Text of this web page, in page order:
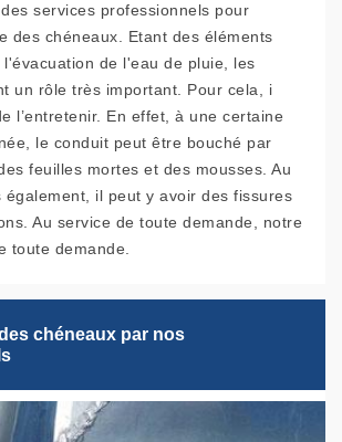
services professionnels pour
des chéneaux. Etant des éléments
de l'eau de pluie, les
un rôle très important. Pour cela, i
l’entretenir. En effet, à une certaine
le conduit peut être bouché par
feuilles mortes et des mousses. Au
également, il peut y avoir des fissures
Au service de toute demande, notre
toute demande.
chéneaux par nos